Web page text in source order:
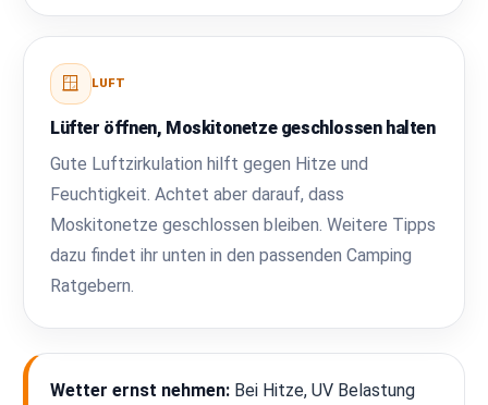
🪟 LUFT
Lüfter öffnen, Moskitonetze geschlossen halten
Gute Luftzirkulation hilft gegen Hitze und
Feuchtigkeit. Achtet aber darauf, dass
Moskitonetze geschlossen bleiben. Weitere Tipps
dazu findet ihr unten in den passenden Camping
Ratgebern.
Wetter ernst nehmen: Bei Hitze, UV Belastung